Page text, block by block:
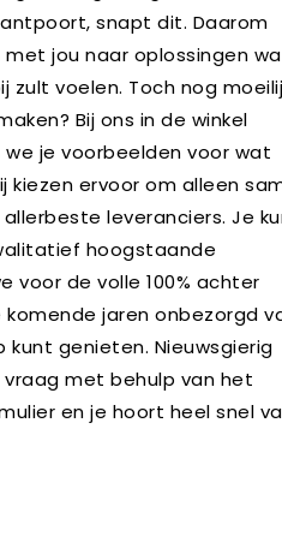
snapt dit. Daarom
met jou naar oplossingen
zult voelen. Toch nog
Bij ons in de winkel
we je voorbeelden voor wat
kiezen ervoor om alleen
leveranciers. Je
hoogstaande
voor de volle 100% achter
jaren onbezorgd
kunt genieten. Nieuwsgierig
met behulp van het
en je hoort heel snel